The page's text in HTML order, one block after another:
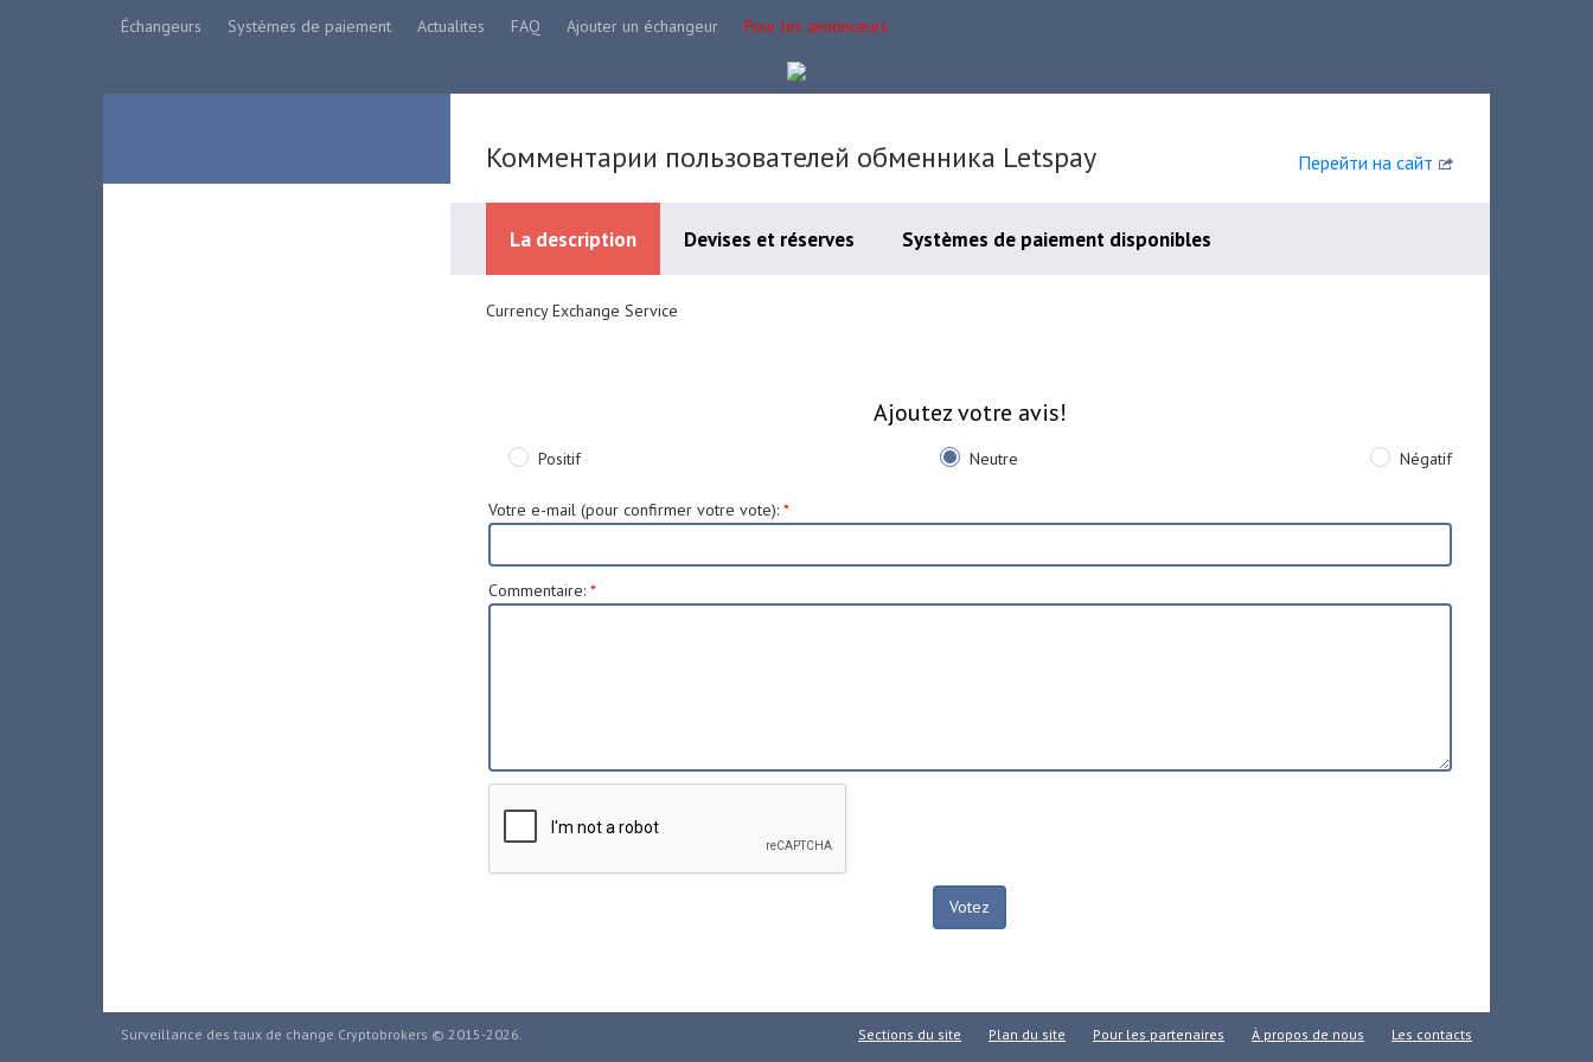
Échangeurs Systèmes de paiement Actualites FAQ Ajouter un échangeur Pour les annonceurs
Перейти на сайт
Комментарии пользователей обменника Letspay
La description Devises et réserves Systèmes de paiement disponibles
Currency Exchange Service
Ajoutez votre avis!
Positif Neutre Négatif
Votre e-mail (pour confirmer votre vote): *
Commentaire: *
Surveillance des taux de change Cryptobrokers © 2015-2026. Sections du site Plan du site Pour les partenaires À propos de nous Les contacts